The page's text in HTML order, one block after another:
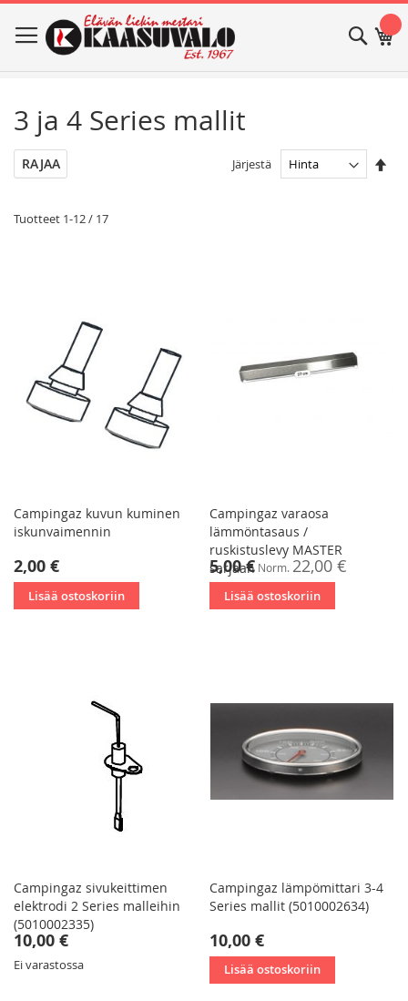
to
Content
Haku
3 ja 4 Series mallit
Tuotteet 1-12/ 17
Järjestä
Campingaz kuvun kuminen
iskunvaimennin
2,00 €
Lisää ostoskoriin
Campingaz varaosa
lämmöntasaus /
ruskistuslevy MASTER
sarjaan
Tarjoushinta
5,00 € Norm. 22,00 €
Lisää ostoskoriin
Campingaz sivukeittimen
elektrodi 2 Series malleihin
(5010002335)
10,00 €
Ei varastossa
Campingaz lämpömittari 3-4
Series mallit (5010002634)
10,00 €
Lisää ostoskoriin
RAJAA